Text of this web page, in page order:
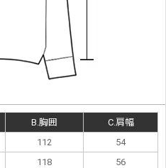
B.胸囲
C.肩幅
112
54
118
56